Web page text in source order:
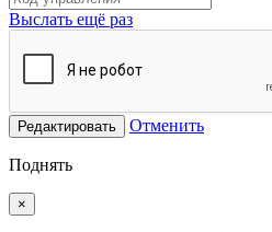
Выслать ещё раз
Редактировать Отменить
Поднять
×